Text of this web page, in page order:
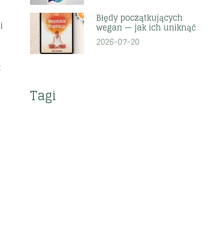
4 Błędy początkujących
wegan — jak ich uniknąć
2026-07-20
Tagi